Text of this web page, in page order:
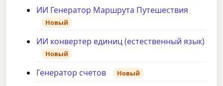
ИИ Генератор Маршрута Путешествия
Новый
ИИ конвертер единиц (естественный язык)
Новый
Генератор счетов Новый